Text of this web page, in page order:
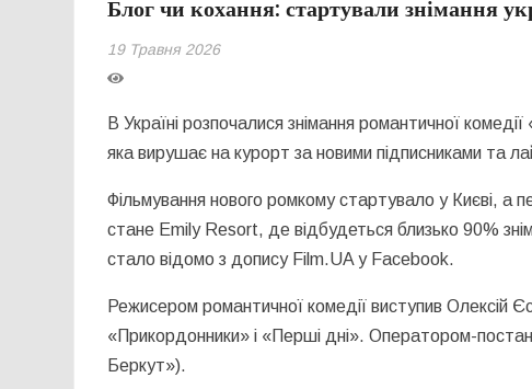
Блог чи кохання: стартували знімання
19 Травня 2026
В Україні розпочалися знімання романтичної
яка вирушає на курорт за новими підписниками та
Фільмування нового ромкому стартувало у Києві, а
стане Emily Resort, де відбудеться близько 90%
стало відомо з допису Film.UA у Facebook.
Режисером романтичної комедії виступивОлексій
«Прикордонники» і «Перші дні». Оператором-
Беркут»).